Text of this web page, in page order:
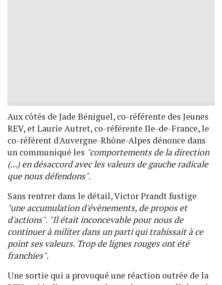
Aux côtés de Jade Béniguel, co-référente des Jeunes
REV, et Laurie Autret, co-référente Ile-de-France, le
co-référent d'Auvergne-Rhône-Alpes dénonce dans
un communiqué les "comportements de la direction
(...) en désaccord avec les valeurs de gauche radicale
que nous défendons".
Sans rentrer dans le détail, Victor Prandt fustige
"une accumulation d'évènements, de propos et
d'actions". "Il était inconcevable pour nous de
continuer à militer dans un parti qui trahissait à ce
point ses valeurs. Trop de lignes rouges ont été
franchies".
Une sortie qui a provoqué une réaction outrée de la